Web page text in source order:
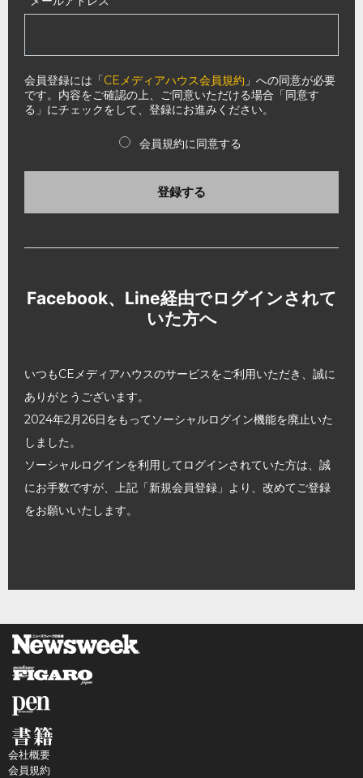
会員登録には「CEメディアハウス会員規約 」への同意が必要
です。内容をご確認の上、ご同意いただける場合「同意す
る」にチェックをして、登録にお進みください。
会員規約に同意する
登録する
Facebook、Line経由でログインされて
いた方へ
いつもCEメディアハウスのサービスをご利用いただき、誠に
ありがとうございます。
2024年2月26日をもってソーシャルログイン機能を廃止いた
しました。
ソーシャルログインを利用してログインされていた方は、誠
にお手数ですが、上記「新規会員登録」より、改めてご登録
をお願いいたします。
会社概要
会員規約